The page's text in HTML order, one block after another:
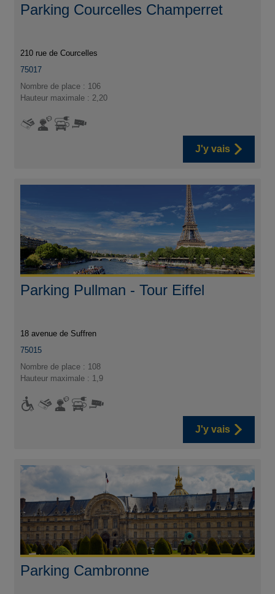
Parking Courcelles Champerret
210 rue de Courcelles
75017
Nombre de place : 106
Hauteur maximale : 2,20
J'y vais
Parking Pullman - Tour Eiffel
18 avenue de Suffren
75015
Nombre de place : 108
Hauteur maximale : 1,9
J'y vais
Parking Cambronne